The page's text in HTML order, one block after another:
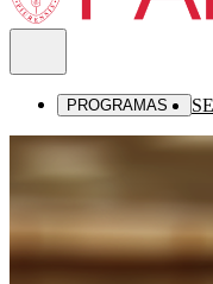
PROGRAMAS